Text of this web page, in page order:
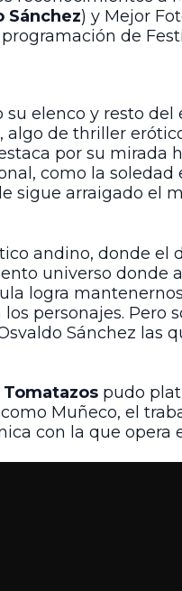
Sánchez) y Mejor
de
elenco y resto del
algo de thriller
por su mirada
como la
sigue arraigado el
andino, donde el
universo donde
logra
personajes. Pero
Sánchez las
Tomatazos pudo
Muñeco, el
con la que opera